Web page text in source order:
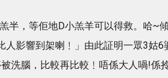
半，等佢地D小羔羊可以得救。哈~傾
人影響到架喇﹗」由此証明一眾3姑6
洗腦，比較再比較﹗唔係大人喎!係